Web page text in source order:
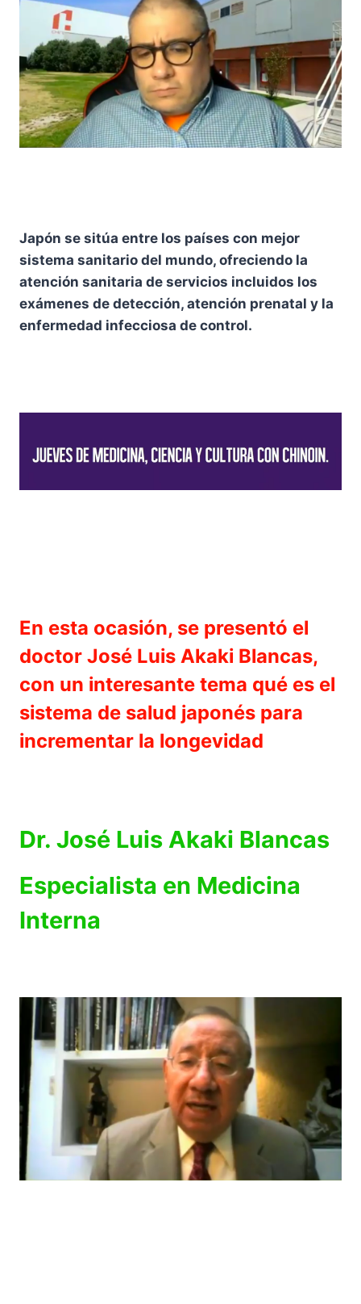
Japón se sitúa entre los países con mejor
sistema sanitario del mundo, ofreciendo la
atención sanitaria de servicios incluidos los
exámenes de detección, atención prenatal y la
enfermedad infecciosa de control.
En esta ocasión, se presentó el
doctor José Luis Akaki Blancas,
con un interesante tema qué es el
sistema de salud japonés para
incrementar la longevidad
Dr. José Luis Akaki Blancas
Especialista en Medicina
Interna